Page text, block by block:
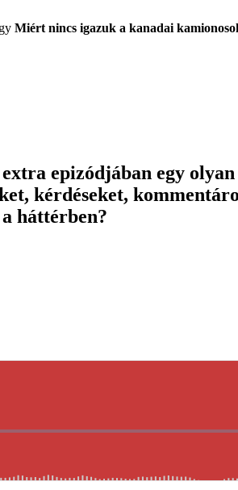
Miért nincs igazuk a kanadai
epizódjában egy
kérdéseket,
háttérben?